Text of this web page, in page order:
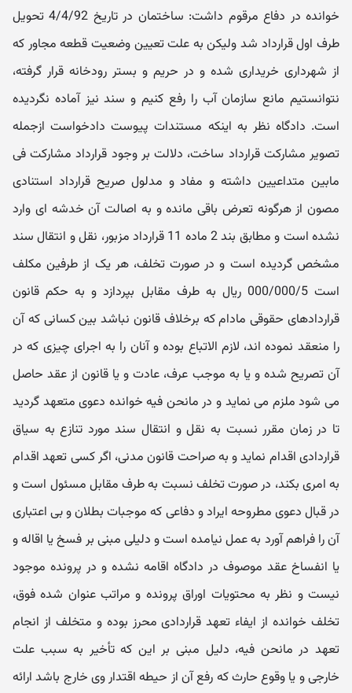
خوانده در دفاع مرقوم داشت: ساختمان در تاریخ 4/4/92 تحویل
طرف اول قرارداد شد ولیکن به علت تعیین وضعیت قطعه مجاور که
از شهرداری خریداری شده و در حریم و بستر رودخانه قرار گرفته،
نتوانستیم مانع سازمان آب را رفع کنیم و سند نیز آماده نگردیده
است. دادگاه نظر به اینکه مستندات پیوست دادخواست ازجمله
تصویر مشارکت قرارداد ساخت، دلالت بر وجود قرارداد مشارکت فی
مابین متداعیین داشته و مفاد و مدلول صریح قرارداد استنادی
مصون از هرگونه تعرض باقی مانده و به اصالت آن خدشه ای وارد
نشده است و مطابق بند 2 ماده 11 قرارداد مزبور، نقل و انتقال سند
مشخص گردیده است و در صورت تخلف، هر یک از طرفین مکلف
است 000/000/5 ریال به طرف مقابل بپردازد و به حکم قانون
قراردادهای حقوقی مادام که برخلاف قانون نباشد بین کسانی که آن
را منعقد نموده اند، لازم الاتباع بوده و آنان را به اجرای چیزی که در
آن تصریح شده و یا به موجب عرف، عادت و یا قانون از عقد حاصل
می شود ملزم می نماید و در مانحن فیه خوانده دعوی متعهد گردید
تا در زمان مقرر نسبت به نقل و انتقال سند مورد تنازع به سیاق
قراردادی اقدام نماید و به صراحت قانون مدنی، اگر کسی تعهد اقدام
به امری بکند، در صورت تخلف نسبت به طرف مقابل مسئول است و
در قبال دعوی مطروحه ایراد و دفاعی که موجبات بطلان و بی اعتباری
آن را فراهم آورد به عمل نیامده است و دلیلی مبنی بر فسخ یا اقاله و
یا انفساخ عقد موصوف در دادگاه اقامه نشده و در پرونده موجود
نیست و نظر به محتویات اوراق پرونده و مراتب عنوان شده فوق،
تخلف خوانده از ایفاء تعهد قراردادی محرز بوده و متخلف از انجام
تعهد در مانحن فیه، دلیل مبنی بر این که تأخیر به سبب علت
خارجی و یا وقوع حارث که رفع آن از حیطه اقتدار وی خارج باشد ارائه